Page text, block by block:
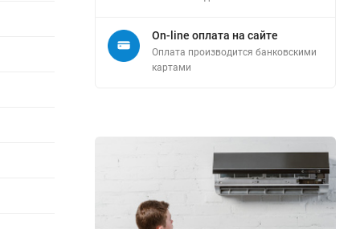
On-line оплата на сайте
Оплата производится банковскими
картами